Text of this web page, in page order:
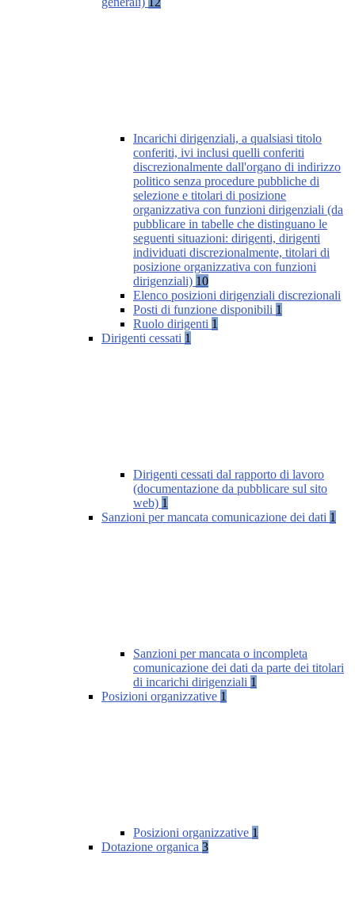
Incarichi dirigenziali, a qualsiasi titolo
conferiti, ivi inclusi quelli conferiti
discrezionalmente dall'organo di indirizzo
politico senza procedure pubbliche di
selezione e titolari di posizione
organizzativa con funzioni dirigenziali (da
pubblicare in tabelle che distinguano le
seguenti situazioni: dirigenti, dirigenti
individuati discrezionalmente, titolari di
posizione organizzativa con funzioni
dirigenziali) 10
Elenco posizioni dirigenziali discrezionali
Posti di funzione disponibili 1
Ruolo dirigenti 1
Dirigenti cessati 1
Dirigenti cessati dal rapporto di lavoro
(documentazione da pubblicare sul sito
web) 1
Sanzioni per mancata comunicazione dei dati 1
Sanzioni per mancata o incompleta
comunicazione dei dati da parte dei titolari
di incarichi dirigenziali 1
Posizioni organizzative 1
Posizioni organizzative 1
Dotazione organica 3